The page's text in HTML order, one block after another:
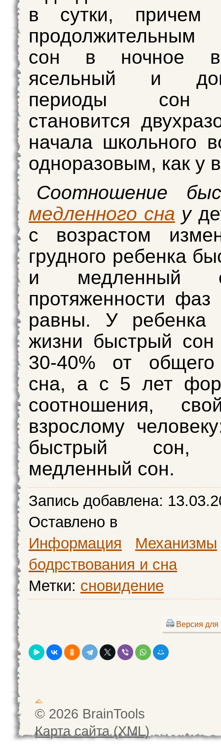
в сутки, причем
продолжительным
сон в ночное
ясельный и
периоды сон
становится
начала школьного
одноразовым, как у
Соотношение
медленного сна у
с возрас­том
грудного ребенка
и медленный
протяженности фаз
равны. У ребенка
жизни быстрый сон
30-40% от
сна, а с 5 лет
соотношения,
взрослому
быстрый сон,
медленный сон.
Запись добавлена:
Оставлено в
Информация
Механизмы
бодрствования и сна
Метки: сновидение
Версия для
© 2026 BrainTools
Карта сайта (XML)